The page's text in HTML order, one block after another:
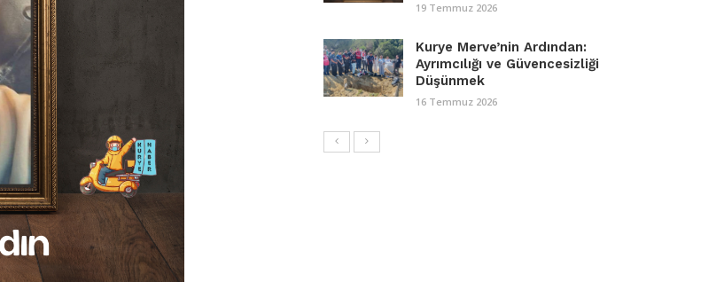
19 Temmuz 2026
Kurye Merve’nin Ardından:
Ayrımcılığı ve Güvencesizliği
Düşünmek
16 Temmuz 2026